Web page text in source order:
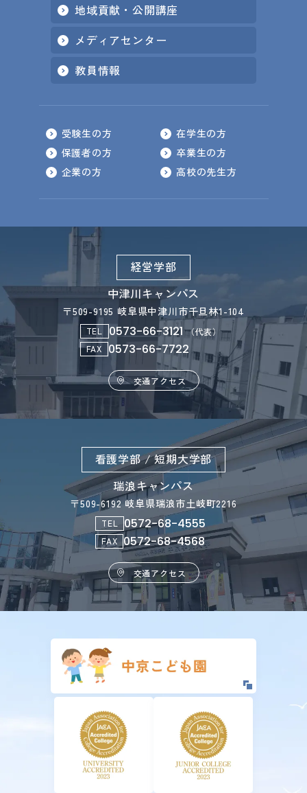
地域貢献・公開講座
メディアセンター
教員情報
受験生の方
在学生の方
保護者の方
卒業生の方
企業の方
高校の先生方
経営学部
中津川キャンパス
〒509-9195 岐阜県中津川市千旦林1-104
TEL 0573-66-3121 （代表）
FAX
0573-66-7722
交通アクセス
看護学部 / 短期大学部
瑞浪キャンパス
〒509-6192 岐阜県瑞浪市土岐町2216
TEL 0572-68-4555
FAX 0572-68-4568
交通アクセス